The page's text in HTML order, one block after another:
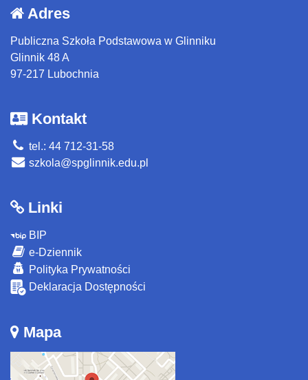
Adres
Publiczna Szkoła Podstawowa w Glinniku
Glinnik 48 A
97-217 Lubochnia
Kontakt
tel.: 44 712-31-58
szkola@spglinnik.edu.pl
Linki
BIP
e-Dziennik
Polityka Prywatności
Deklaracja Dostępności
Mapa